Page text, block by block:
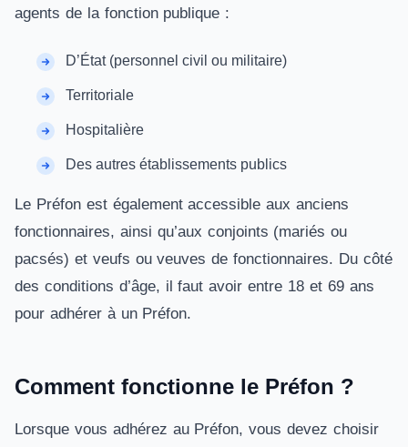
agents de la fonction publique :
D’État (personnel civil ou militaire)
Territoriale
Hospitalière
Des autres établissements publics
Le Préfon est également accessible aux anciens
fonctionnaires, ainsi qu’aux conjoints (mariés ou
pacsés) et veufs ou veuves de fonctionnaires. Du côté
des conditions d’âge, il faut avoir entre 18 et 69 ans
pour adhérer à un Préfon.
Comment fonctionne le Préfon ?
Lorsque vous adhérez au Préfon, vous devez choisir